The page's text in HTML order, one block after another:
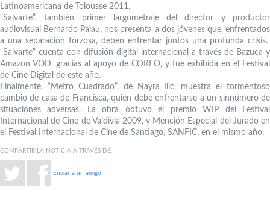
Latinoamericana de Tolousse 2011.
“Salvarte”, también primer largometraje del director y productor
audiovisual Bernardo Palau, nos presenta a dos jóvenes que, enfrentados
a una separación forzosa, deben enfrentar juntos una profunda crisis.
“Salvarte” cuenta con difusión digital internacional a través de Bazuca y
Amazon VOD, gracias al apoyo de CORFO, y fue exhibida en el Festival
de Cine Digital de este año.
Finalmente, “Metro Cuadrado”, de Nayra Ilic, muestra el tormentoso
cambio de casa de Francisca, quien debe enfrentarse a un sinnúmero de
situaciones adversas. La obra obtuvo el premio WIP del Festival
Internacional de Cine de Valdivia 2009, y Mención Especial del Jurado en
el Festival Internacional de Cine de Santiago, SANFIC, en el mismo año.
COMPARTIR LA NOTICIA A TRAVÉS DE:
Enviar a un amigo